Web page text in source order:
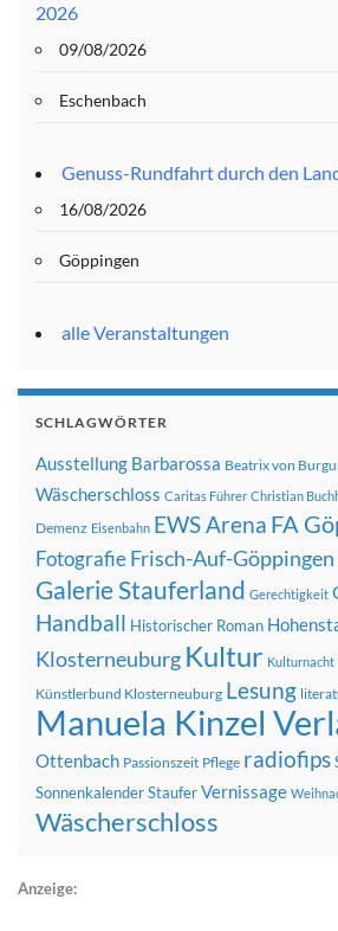
2026
09/08/2026
Eschenbach
Genuss-Rundfahrt durch den
16/08/2026
Göppingen
alle Veranstaltungen
SCHLAGWÖRTER
Ausstellung Barbarossa Beatrix von
Wäscherschloss Caritas Führer Christian
Demenz Eisenbahn EWS Arena FA
FotografieFrisch-Auf-Göppingen
Galerie Stauferland Gerechtigkeit
Handball Historischer Roman
Klosterneuburg Kultur Kulturnacht
Künstlerbund Klosterneuburg Lesung
Manuela Kinzel
Ottenbach Passionszeit Pflege radiofips
SonnenkalenderStauferVernissage
Wäscherschloss
Anzeige: